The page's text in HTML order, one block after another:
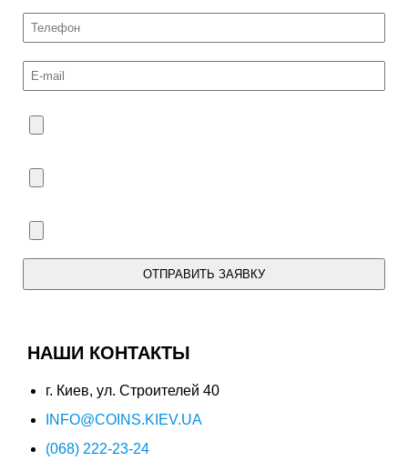
ОТПРАВИТЬ ЗАЯВКУ
НАШИ КОНТАКТЫ
г. Киев, ул. Строителей 40
INFO@COINS.KIEV.UA
(068) 222-23-24